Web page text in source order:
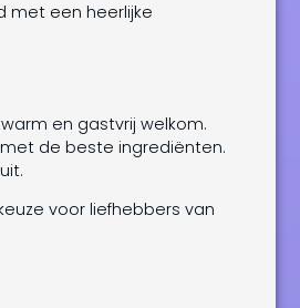
met een heerlijke
en gastvrij welkom.
de beste ingrediënten.
voor liefhebbers van